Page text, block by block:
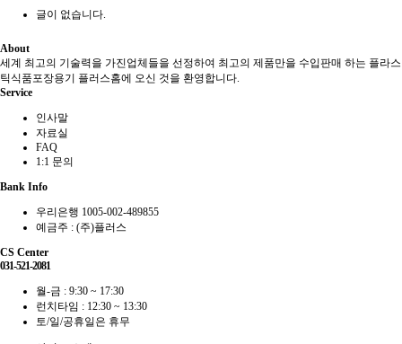
글이 없습니다.
About
세계 최고의 기술력을 가진업체들을 선정하여 최고의 제품만을 수입판매 하는 플라스
틱식품포장용기 플러스홈에 오신 것을 환영합니다.
Service
인사말
자료실
FAQ
1:1 문의
Bank Info
우리은행 1005-002-489855
예금주 : (주)플러스
CS Center
031-521-2081
월-금 : 9:30 ~ 17:30
런치타임 : 12:30 ~ 13:30
토/일/공휴일은 휴무